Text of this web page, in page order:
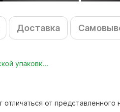
Доставка
упаковк...
от представленного